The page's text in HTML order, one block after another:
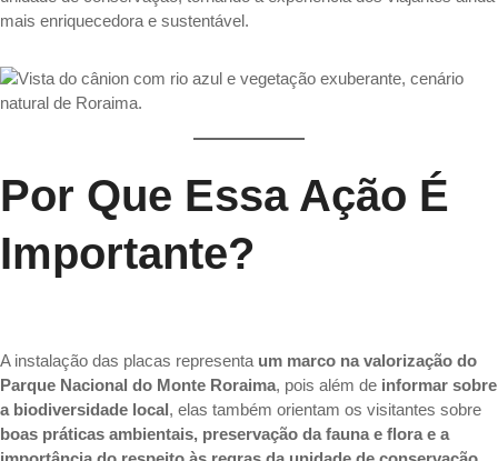
mais enriquecedora e sustentável.
Por Que Essa Ação É
Importante?
A instalação das placas representa um marco na valorização do
Parque Nacional do Monte Roraima, pois além de informar sobre
a biodiversidade local, elas também orientam os visitantes sobre
boas práticas ambientais, preservação da fauna e flora e a